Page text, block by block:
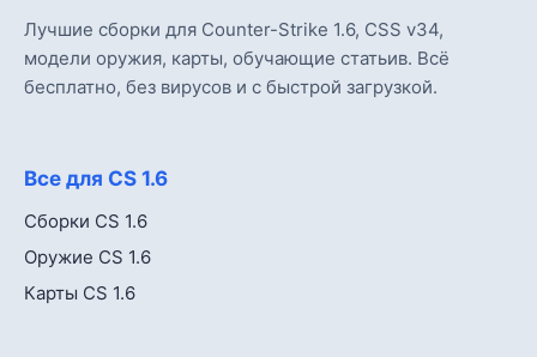
Лучшие сборки для Counter-Strike 1.6, CSS v34,
модели оружия, карты, обучающие статьив. Всё
бесплатно, без вирусов и с быстрой загрузкой.
Все для CS 1.6
Сборки CS 1.6
Оружие CS 1.6
Карты CS 1.6